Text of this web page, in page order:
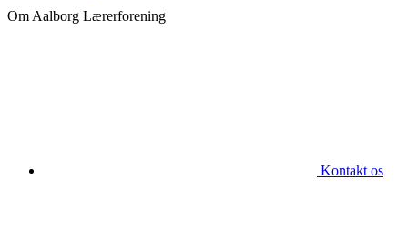
Om Aalborg Lærerforening
Kontakt os